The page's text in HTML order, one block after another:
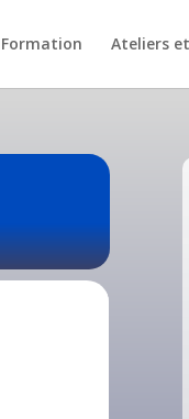
Formation Ateliers